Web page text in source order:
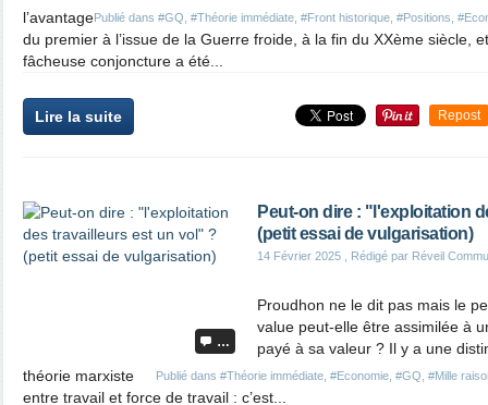
Publié dans #GQ #Théorie immédiate #Front historique #Positions
l’avantage
du premier à l’issue de la Guerre froide, à la fin du XXème siècle,
fâcheuse conjoncture a été...
Lire la suite Repost
…
Peut-on dire : "l'exploitation
(petit essai de vulgarisation)
14 Février 2025 , Rédigé par Réveil
Publié dans #Théorie immédiate #Economie #GQ #Mille
Proudhon ne le dit pas mais le
value peut-elle être assimilée à
payé à sa valeur ? Il y a une
théorie marxiste
entre travail et force de travail : c’est...